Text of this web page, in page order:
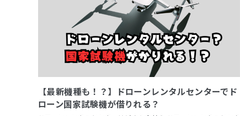
【最新機種も！？】ドローンレンタルセンターでド
ローン国家試験機が借りれる？